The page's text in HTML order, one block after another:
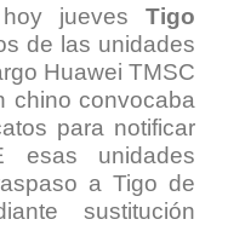
hoy juevesTigo
de las unidades
Huawei TMSC
chino convocaba
para notificar
esas unidades
a Tigo de
sustitución